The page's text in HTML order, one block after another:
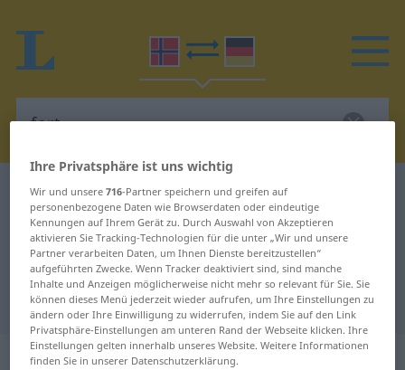
Norwegisch-Deutsch Wörterbuch fort
Norwegisch-Deutsch Übersetzung
für "fort"
"fort" Deutsch Übersetzung
„fort“
Ihre Privatsphäre ist uns wichtig
Wir und unsere716-Partner speichern und greifen auf
personenbezogene Daten wie Browserdaten oder eindeutige
Kennungen auf Ihrem Gerät zu. Durch Auswahl von Akzeptieren
aktivieren Sie Tracking-Technologien für die unter „Wir und unsere
Partner verarbeiten Daten, um Ihnen Dienste bereitzustellen“
aufgeführten Zwecke. Wenn Tracker deaktiviert sind, sind manche
Inhalte und Anzeigen möglicherweise nicht mehr so relevant für Sie. Sie
können dieses Menü jederzeit wieder aufrufen, um Ihre Einstellungen zu
ändern oder Ihre Einwilligung zu widerrufen, indem Sie auf den Link
Privatsphäre-Einstellungen am unteren Rand der Webseite klicken. Ihre
Einstellungen gelten innerhalb unseres Website. Weitere Informationen
finden Sie in unserer Datenschutzerklärung.